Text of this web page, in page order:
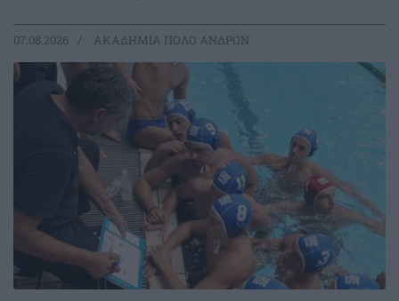
07.08.2026 ΑΚΑΔΗΜΙΑ ΠΟΛΟ ΑΝΔΡΩΝ